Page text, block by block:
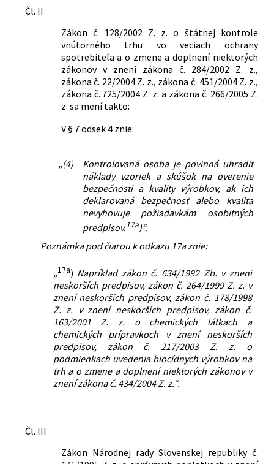
prostredie
Nachádza sa v čiastke:
133/2005
Čl. II
Zákon č. 128/2002 Z. z. o štátnej kontrole
vnútorného trhu vo veciach ochrany
spotrebiteľa a o zmene a doplnení niektorých
zákonov v znení zákona č. 284/2002 Z. z.,
zákona č. 22/2004 Z. z., zákona č. 451/2004 Z. z.,
zákona č. 725/2004 Z. z. a zákona č. 266/2005 Z.
z. sa mení takto:
V § 7 odsek 4 znie:
„(4)
Kontrolovaná osoba je povinná uhradiť
náklady vzoriek a skúšok na overenie
bezpečnosti a kvality výrobkov, ak ich
deklarovaná bezpečnosť alebo kvalita
nevyhovuje požiadavkám osobitných
predpisov.17a)“.
Poznámka pod čiarou k odkazu 17a znie:
„17a) Napríklad zákon č. 634/1992 Zb. v znení
neskorších predpisov, zákon č. 264/1999 Z. z. v
znení neskorších predpisov, zákon č. 178/1998
Z. z. v znení neskorších predpisov, zákon č.
163/2001 Z. z. o chemických látkach a
chemických prípravkoch v znení neskorších
predpisov, zákon č. 217/2003 Z. z. o
podmienkach uvedenia biocídnych výrobkov na
trh a o zmene a doplnení niektorých zákonov v
znení zákona č. 434/2004 Z. z.“.
Čl. III
Zákon Národnej rady Slovenskej republiky č.